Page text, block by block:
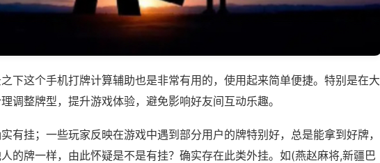
下这个手机打牌计算辅助也是非常有用的，使用起来简单便捷。特别是在大
调整牌型，提升游戏体验，避免影响好友间互动乐趣。
有挂；一些玩家反映在游戏中遇到部分用户的牌特别好，总是能拿到好牌，
的牌一样，由此怀疑是不是有挂？确实存在此类外挂。如(燕赵麻将,新疆巴